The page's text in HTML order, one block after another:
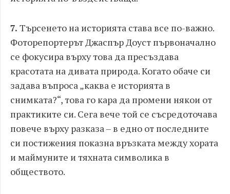
7. Търсенето на историята става все по-важно.
Фоторепортерът Джаспър Доуст първоначално
се фокусира върху това да пресъздава
красотата на дивата природа. Когато обаче си
задава въпроса „каква е историята в
снимката?“, това го кара да промени някои от
практиките си. Сега вече той се съсредоточава
повече върху разказа – в едно от последните
си постижения показна връзката между хората
и маймуните и тяхната символика в
обществото.